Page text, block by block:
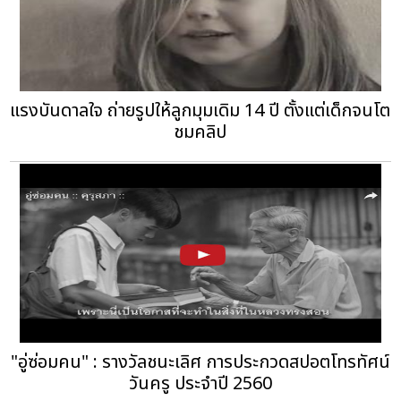
แรงบันดาลใจ ถ่ายรูปให้ลูกมุมเดิม 14 ปี ตั้งแต่เด็กจนโต
ชมคลิป
"อู่ซ่อมคน" : รางวัลชนะเลิศ การประกวดสปอตโทรทัศน์
วันครู ประจำปี 2560